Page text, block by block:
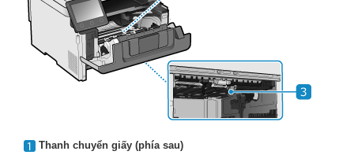
Thanh chuyển giấy (phía sau)